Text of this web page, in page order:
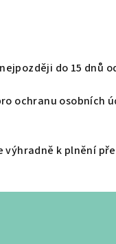
do 15 dnů
ochranu
k plnění